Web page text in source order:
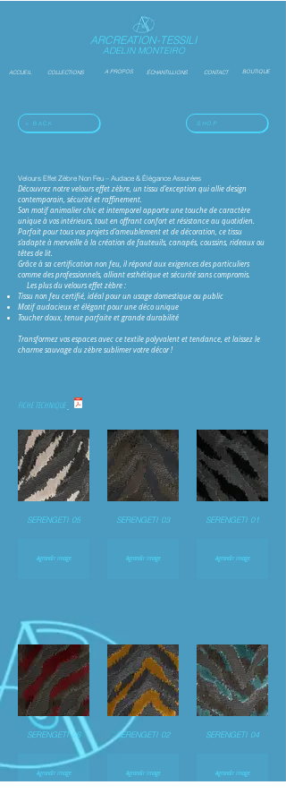
ARCREATION-TESSILI
ADELIN MONTEIRO
ACCUEIL COLLECTIONS A PROPOS ÉCHANTILLIONS CONTACT BOUTIQUE
< BACK SHOP
Velours Effet Zèbre Non Feu – Audace & Élégance Assurées
Découvrez notre velours effet zèbre, un tissu d’exception qui allie design
contemporain, sécurité et raffinement.
Son motif animalier chic et intemporel apporte une touche de caractère
unique à vos intérieurs, tout en offrant confort et résistance au quotidien.
Parfait pour tous vos projets d’ameublement et de décoration, ce tissu
s’adapte à merveille à la création de fauteuils, canapés, coussins, rideaux ou
têtes de lit.
Grâce à sa certification non feu, il répond aux exigences des particuliers
comme des professionnels, alliant esthétique et sécurité sans compromis.
Les plus du velours effet zèbre :
Tissu non feu certifié, idéal pour un usage domestique ou public
Motif audacieux et élégant pour une déco unique
Toucher doux, tenue parfaite et grande durabilité
Transformez vos espaces avec ce textile polyvalent et tendance, et laissez le
charme sauvage du zèbre sublimer votre décor !
FICHE TECHNIQUE
SERENGETI 05
Agrandir image
SERENGETI 03
Agrandir image
SERENGETI 01
Agrandir image
SERENGETI 06
Agrandir image
SERENGETI 02
Agrandir image
SERENGETI 04
Agrandir image